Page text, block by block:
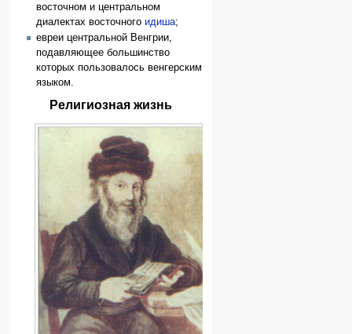
восточном и центральном
диалектах восточного идиша;
евреи центральной Венгрии,
подавляющее большинство
которых пользовалось венгерским
языком.
Религиозная жизнь